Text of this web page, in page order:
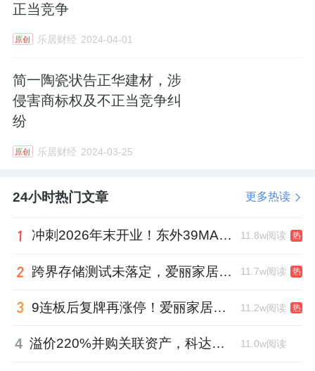
正当竞争
原创 乐居财经 2024-04-01
简一陶瓷状告正华建材，涉
侵害商标权及不正当竞争纠
纷
原创 乐居财经 2024-03-25
24小时热门文章 更多热读
冲刺2026年末开业！东外39MALL全球招商启幕，重构东直门商圈格局 11.8w阅读 热
跨界存储测试未落定，爱丽家居复牌前自揭多重风险 11.7w阅读 热
9连板后复牌再涨停！爱丽家居市盈率318倍，跨界收购案尚未落地 11.2w阅读 热
4 溢价220%并购关联资产，科达制造近75亿元重组被否 11.0w阅读